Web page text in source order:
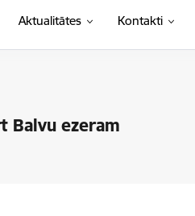
Aktualitātes Kontakti
Balvu ezeram